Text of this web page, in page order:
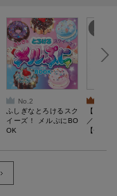
No.2
ふしぎなとろけるスク
イーズ！ メルぷにBO
OK
【
／Lサイ
【一般
ウェア